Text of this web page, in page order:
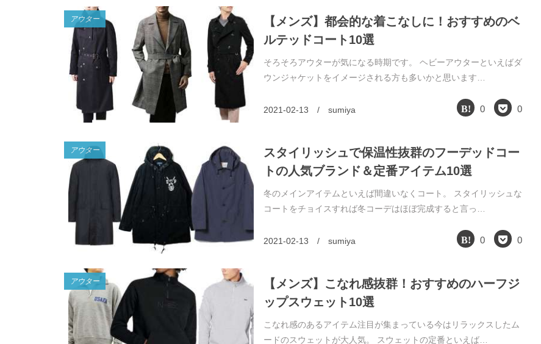
アウター
【メンズ】都会的な着こなしに！おすすめのベ
ルテッドコート10選
そろそろアウターが気になる時期です。 ヘビーアウターといえばダ
ウンジャケットをイメージされる方も多いかと思います…
2021-02-13 / sumiya 0 0
アウター
スタイリッシュで保温性抜群のフーデッドコー
トの人気ブランド＆定番アイテム10選
冬のメインアイテムといえば間違いなくコート。 スタイリッシュな
コートをチョイスすれば冬コーデはほぼ完成すると言っ…
2021-02-13 / sumiya 0 0
アウター
【メンズ】こなれ感抜群！おすすめのハーフジ
ップスウェット10選
こなれ感のあるアイテム注目が集まっている今はリラックスしたム
ードのスウェットが大人気。 スウェットの定番といえば…